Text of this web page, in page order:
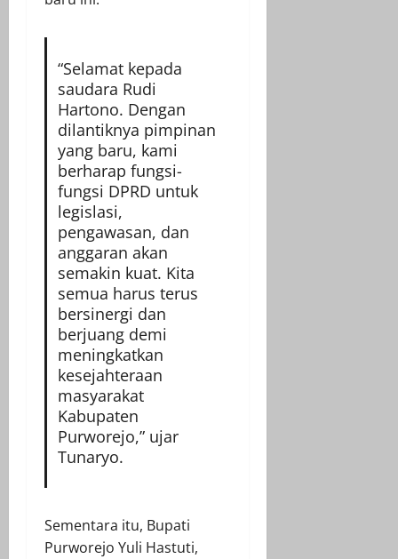
“Selamat kepada
saudara Rudi
Hartono. Dengan
dilantiknya pimpinan
yang baru, kami
berharap fungsi-
fungsi DPRD untuk
legislasi,
pengawasan, dan
anggaran akan
semakin kuat. Kita
semua harus terus
bersinergi dan
berjuang demi
meningkatkan
kesejahteraan
masyarakat
Kabupaten
Purworejo,” ujar
Tunaryo.
Sementara itu, Bupati
Purworejo Yuli Hastuti,